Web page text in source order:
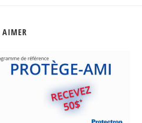
AIMER